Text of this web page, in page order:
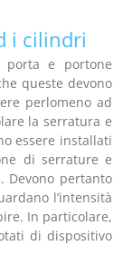
i cilindri
e portone
queste devono
perlomeno ad
la serratura e
essere installati
di serrature e
Devono pertanto
l’intensità
In particolare,
di dispositivo